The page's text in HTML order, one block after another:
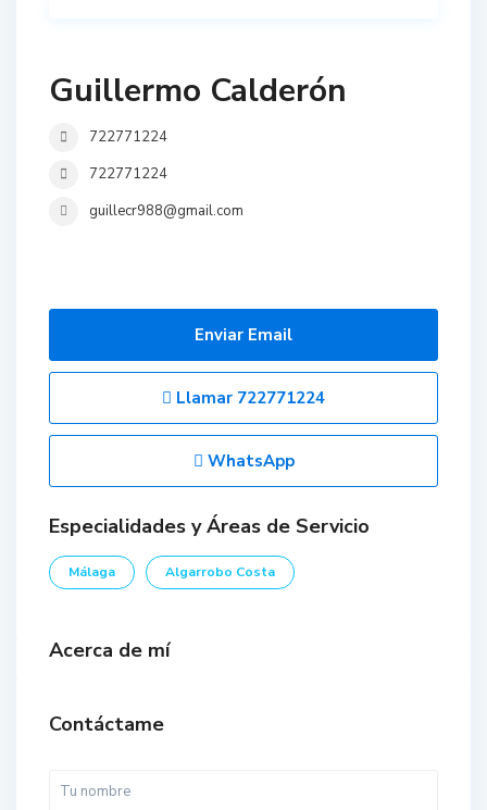
Guillermo Calderón
722771224
722771224
guillecr988@gmail.com
Enviar Email
Llamar 722771224
WhatsApp
Especialidades y Áreas de Servicio
Málaga Algarrobo Costa
Acerca de mí
Contáctame